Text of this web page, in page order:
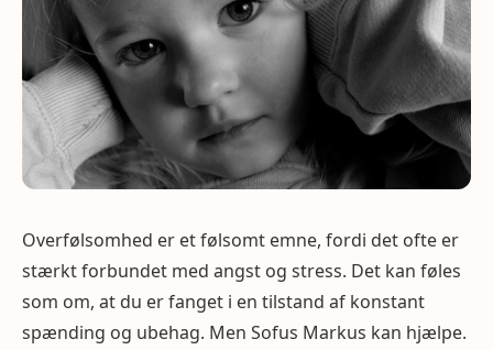
Overfølsomhed er et følsomt emne, fordi det ofte er
stærkt forbundet med angst og stress. Det kan føles
som om, at du er fanget i en tilstand af konstant
spænding og ubehag. Men Sofus Markus kan hjælpe.